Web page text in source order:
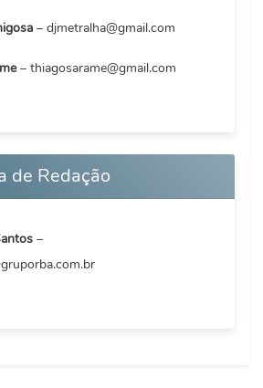
– djmetralha@gmail.com
– thiagosarame@gmail.com
de Redação
–